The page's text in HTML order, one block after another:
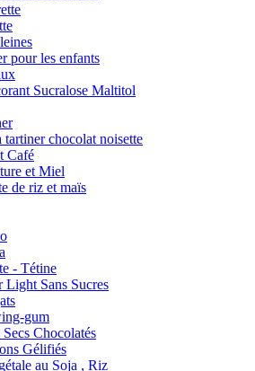
pour les enfants
Sucralose Maltitol
tartiner chocolat noisette
Café
et Miel
de riz et maïs
- Tétine
Light Sans Sucres
gum
Chocolatés
Gélifiés
au Soja , Riz